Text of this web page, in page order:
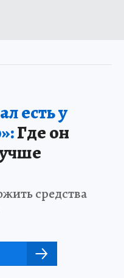
есть у
Где он
средства